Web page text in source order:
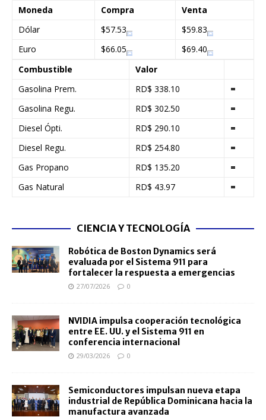
Moneda Compra
Venta
Dólar
$57.53
$59.83
Euro
$66.05
$69.40
Combustible
Valor
Gasolina Prem.
RD$ 338.10
=
Gasolina Regu.
RD$ 302.50
=
Diesel Ópti.
RD$ 290.10
=
Diesel Regu.
RD$ 254.80
=
Gas Propano
RD$ 135.20
=
Gas Natural
RD$ 43.97 =
CIENCIA Y TECNOLOGÍA
Robótica de Boston Dynamics será
evaluada por el Sistema 911 para
fortalecer la respuesta a emergencias
27/07/2026 0
NVIDIA impulsa cooperación tecnológica
entre EE. UU. y el Sistema 911 en
conferencia internacional
29/03/2026 0
Semiconductores impulsan nueva etapa
industrial de República Dominicana hacia la
manufactura avanzada